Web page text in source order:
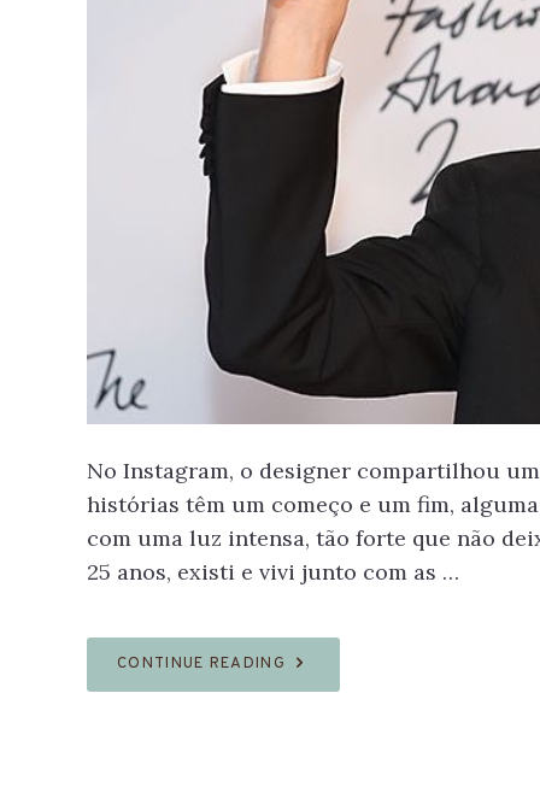
No Instagram, o designer compartilhou
histórias têm um começo e um fim,
com uma luz intensa, tão forte que não
25 anos, existi e vivi junto com as …
CONTINUE READING